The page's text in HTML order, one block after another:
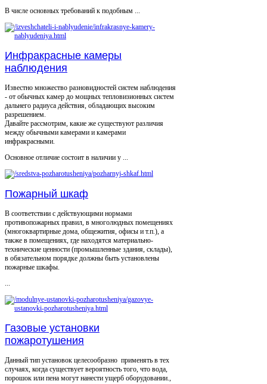
В числе основных требований к подобным ...
Инфракрасные камеры
наблюдения
Известно множество разновидностей систем наблюдения
- от обычных камер до мощных тепловизионных систем
дальнего радиуса действия, обладающих высоким
разрешением.
Давайте рассмотрим, какие же существуют различия
между обычными камерами и камерами
инфракрасными.
Основное отличие состоит в наличии у ...
Пожарный шкаф
В соответствии с действующими нормами
противопожарных правил, в многолюдных помещениях
(многоквартирные дома, общежития, офисы и т.п.), а
также в помещениях, где находятся материально-
технические ценности (промышленные здания, склады),
в обязательном порядке должны быть установлены
пожарные шкафы.
...
Газовые установки
пожаротушения
Данный тип установок целесообразно применять в тех
случаях, когда существует вероятность того, что вода,
порошок или пена могут нанести ущерб оборудовании.,